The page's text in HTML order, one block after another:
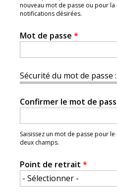
nouveau mot de passe ou pour
notifications désirées.
Mot de passe *
Sécurité du mot de passe :
Confirmer le mot de
Saisissez un mot de passe pour
deux champs.
Point de retrait *